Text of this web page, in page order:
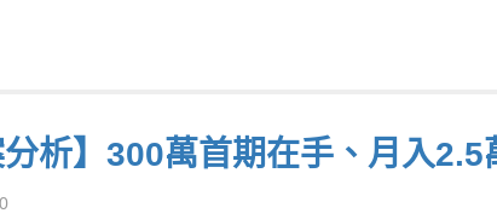
分析】300萬首期在手、月入2.5